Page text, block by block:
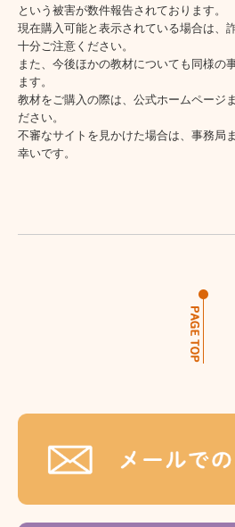
各地教室紹介
お問合せ
プライバシーポリシー
会員専用ページ
学術研究
という被害が数件報告されております。
現在購入可能と表示されている場合は、
十分ご注意ください。
また、今後ほかの教材についても同様の
ます。
教材をご購入の際は、公式ホームページ
ださい。
不審なサイトを見かけた場合は、事務局
幸いです。